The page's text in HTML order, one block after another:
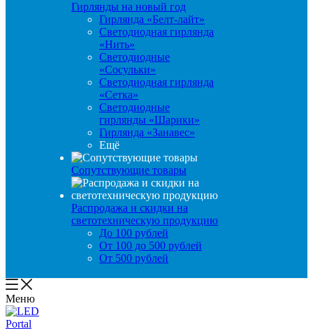
Гирлянды на новый год
Гирлянда «Белт-лайт»
Светодиодная гирлянда
«Нить»
Светодиодные
«Сосульки»
Светодиодная гирлянда
«Сетка»
Светодиодные
гирлянды «Шарики»
Гирлянда «Занавес»
Ещё
Сопутствующие товары
Распродажа и скидки на
светотехническую продукцию
До 100 рублей
От 100 до 500 рублей
От 500 рублей
Меню